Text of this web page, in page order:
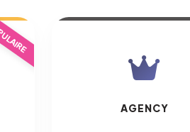
AGENCY